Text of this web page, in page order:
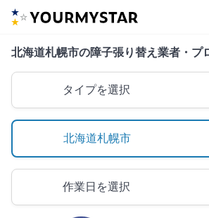
北海道札幌市の障子張り替え業者・プ
タイプを選択
北海道札幌市
作業日を選択